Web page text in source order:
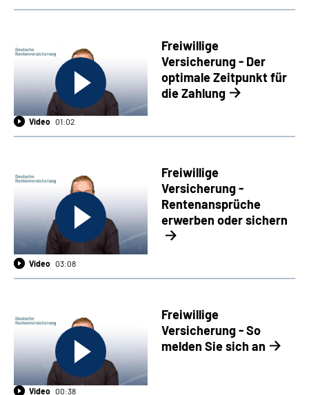
Freiwillige
Versicherung - Der
optimale Zeitpunkt für
die Zahlung
Video 01:02
Freiwillige
Versicherung -
Rentenansprüche
erwerben oder sichern
Video 03:08
Freiwillige
Versicherung - So
melden Sie sich an
Video 00:38